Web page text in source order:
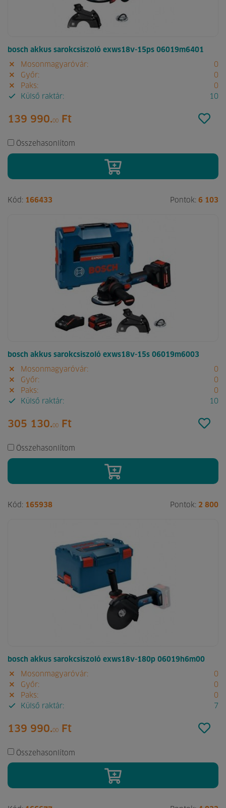
bosch akkus sarokcsiszoló exws18v-15ps 06019m6401
Mosonmagyaróvár:
0
Győr:
0
Paks:
0
Külső raktár:
10
139 990.00 Ft
Összehasonlítom
Kód: 166433 Pontok: 6 103
bosch akkus sarokcsiszoló exws18v-15s 06019m6003
Mosonmagyaróvár:
0
Győr:
0
Paks:
0
Külső raktár:
10
305 130.00 Ft
Összehasonlítom
Kód: 165938 Pontok: 2 800
bosch akkus sarokcsiszoló exws18v-180p 06019h6m00
Mosonmagyaróvár:
0
Győr:
0
Paks:
0
Külső raktár:
7
139 990.00 Ft
Összehasonlítom